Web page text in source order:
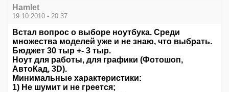
Hamlet
19.10.2010 - 20:37
Встал вопрос о выборе ноутбука. Среди
множества моделей уже и не знаю, что выбрать.
Бюджет 30 тыр +- 3 тыр.
Ноут для работы, для графики (Фотошоп,
АвтоКад, 3D).
Минимальные характеристики:
1) Не шумит и не греется;